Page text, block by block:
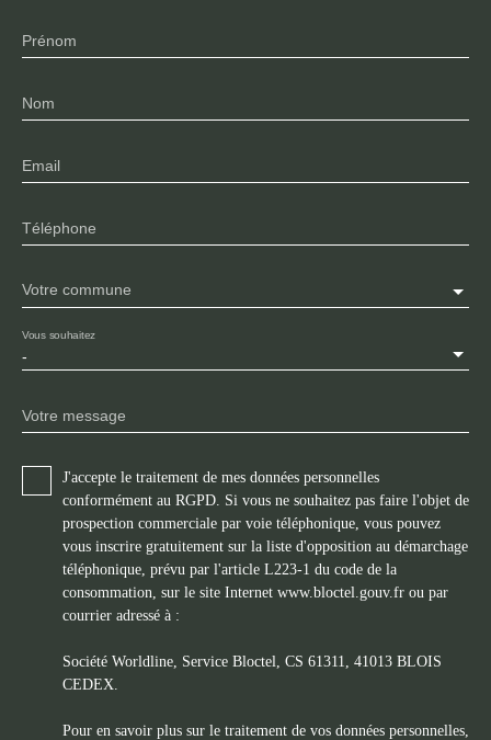
Prénom
Nom
Email
Téléphone
Votre commune
-
Vous souhaitez
Votre message
J'accepte le traitement de mes données personnelles
conformément au RGPD. Si vous ne souhaitez pas faire l'objet de
prospection commerciale par voie téléphonique, vous pouvez
vous inscrire gratuitement sur la liste d'opposition au démarchage
téléphonique, prévu par l'article L223-1 du code de la
consommation, sur le site Internet www.bloctel.gouv.fr ou par
courrier adressé à :
Société Worldline, Service Bloctel, CS 61311, 41013 BLOIS
CEDEX.
Pour en savoir plus sur le traitement de vos données personnelles,